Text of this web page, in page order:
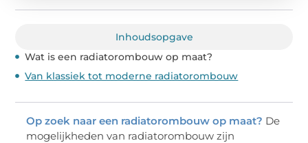
Inhoudsopgave
Wat is een radiatorombouw op maat?
Van klassiek tot moderne radiatorombouw
Op zoek naar een radiatorombouw op maat? De
mogelijkheden van radiatorombouw zijn